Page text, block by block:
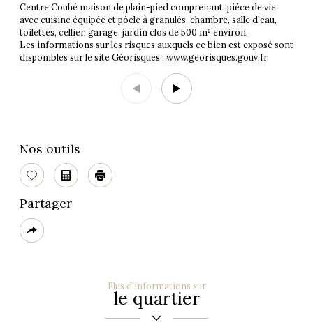
Centre Couhé maison de plain-pied comprenant: pièce de vie
avec cuisine équipée et pôele à granulés, chambre, salle d'eau,
toilettes, cellier, garage, jardin clos de 500 m² environ.
Les informations sur les risques auxquels ce bien est exposé sont
disponibles sur le site Géorisques : www.georisques.gouv.fr.
Nos outils
SélectionnerCalculatriceImprimer
Partager
Plus
de
Plus d'informations sur
le quartier